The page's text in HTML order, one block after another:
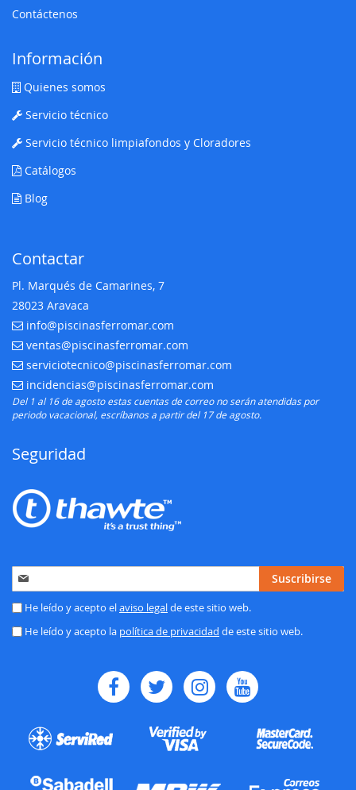
Contáctenos
Información
Quienes somos
Servicio técnico
Servicio técnico limpiafondos y Cloradores
Catálogos
Blog
Contactar
Pl. Marqués de Camarines, 7
28023 Aravaca
E-mail:
info@piscinasferromar.com
E-mail:
ventas@piscinasferromar.com
E-mail:
serviciotecnico@piscinasferromar.com
E-mail:
incidencias@piscinasferromar.com
Del 1 al 16 de agosto estas cuentas de correo no serán atendidas por
periodo vacacional, escríbanos a partir del 17 de agosto.
Seguridad
Inscríbase
a
nuestro
de
Suscribirse
He leído y acepto elaviso legalde este sitio web.
He leído y acepto la política de privacidad de este sitio web.